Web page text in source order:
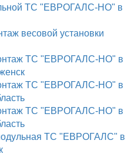
ТС "ЕВРОГАЛС-НО" в
весовой установки
ТС "ЕВРОГАЛС-НО" в
ТС "ЕВРОГАЛС-НО" в
ТС "ЕВРОГАЛС-НО" в
ТС "ЕВРОГАЛС" в